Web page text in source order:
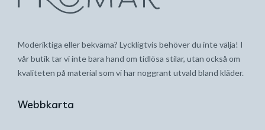
Moderiktiga eller bekväma? Lyckligtvis behöver du inte välja! I
vår butik tar vi inte bara hand om tidlösa stilar, utan också om
kvaliteten på material som vi har noggrant utvald bland kläder.
Webbkarta